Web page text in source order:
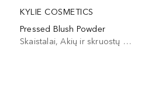
KYLIE COSMETICS
Pressed Blush Powder
Skaistalai, Akių ir skruostų dažai, Lūpų ir skruostų dažai